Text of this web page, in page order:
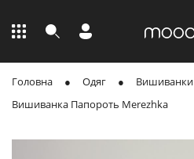
Головна Одяг
Вишиванки
Вишиванка Папороть Merezhka